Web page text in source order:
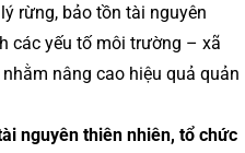
rừng, bảo tồn tài nguyên
các yếu tố môi trường – xã
nâng cao hiệu quả quản
nguyên thiên nhiên, tổ chức